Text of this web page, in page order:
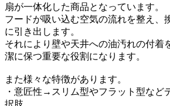
扇が一体化した商品となっています。
フードが吸い込む空気の流れを整え、
に引き出します。
それにより壁や天井への油汚れの付着
潔に保つ重要な役割になります。
また様々な特徴があります。
・意匠性→スリム型やフラット型など
択肢